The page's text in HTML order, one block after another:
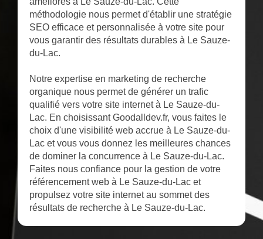
méthodologie nous permet d'établir une stratégie
SEO efficace et personnalisée à votre site pour
vous garantir des résultats durables à Le Sauze-
du-Lac.
Notre expertise en marketing de recherche
organique nous permet de générer un trafic
qualifié vers votre site internet à Le Sauze-du-
Lac. En choisissant Goodalldev.fr, vous faites le
choix d'une visibilité web accrue à Le Sauze-du-
Lac et vous vous donnez les meilleures chances
de dominer la concurrence à Le Sauze-du-Lac.
Faites nous confiance pour la gestion de votre
référencement web à Le Sauze-du-Lac et
propulsez votre site internet au sommet des
résultats de recherche à Le Sauze-du-Lac.